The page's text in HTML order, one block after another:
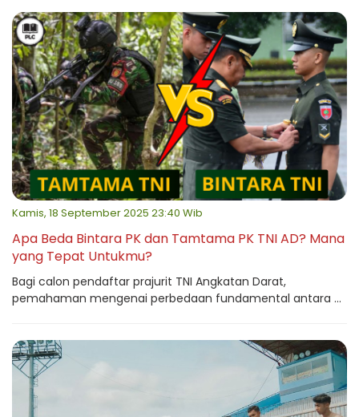
Kamis, 18 September 2025 23:40 Wib
Apa Beda Bintara PK dan Tamtama PK TNI AD? Mana
yang Tepat Untukmu?
Bagi calon pendaftar prajurit TNI Angkatan Darat,
pemahaman mengenai perbedaan fundamental antara ...